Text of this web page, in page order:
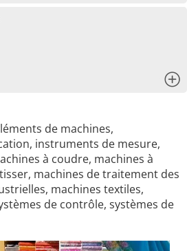
de machines,
instruments de mesure,
à coudre, machines à
machines de traitement des
machines textiles,
de contrôle, systèmes de